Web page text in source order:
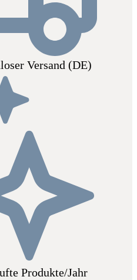
Versand (DE)
Produkte/Jahr